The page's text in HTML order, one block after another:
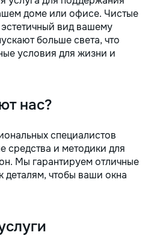
ne
și un
542
pentru
și cu
доме или офисе. Чистые
вид вашему
больше света, что
условия для жизни и
нас?
специалистов
средства и методики для
Мы гарантируем отличные
деталям, чтобы ваши окна